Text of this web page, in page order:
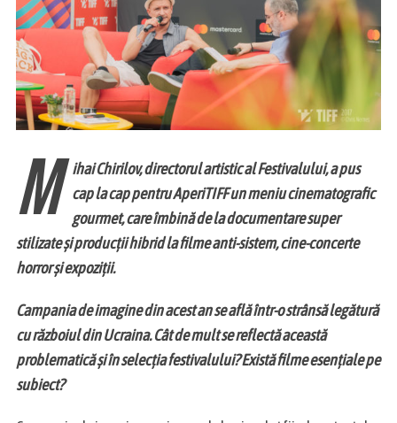
M
ihai Chirilov, directorul artistic al Festivalului, a pus
cap la cap pentru AperiTIFF un meniu cinematografic
gourmet, care îmbină de la documentare super
stilizate și producții hibrid la filme anti-sistem, cine-concerte
horror și expoziții.
Campania de imagine din acest an se află într-o strânsă legătură
cu războiul din Ucraina. Cât de mult se reflectă această
problematică și în selecția festivalului? Există filme esențiale pe
subiect?